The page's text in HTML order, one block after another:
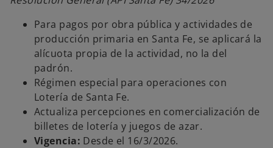
Para pagos por obra pública y actividades de
producción primaria en Santa Fe, se aplicará la
alícuota propia de la actividad, no la del
padrón.
Régimen especial para operaciones con
Lotería de Santa Fe.
Actualiza percepciones en comercialización de
billetes de lotería y juegos de azar.
Vigencia: Desde el 16/3/2026.